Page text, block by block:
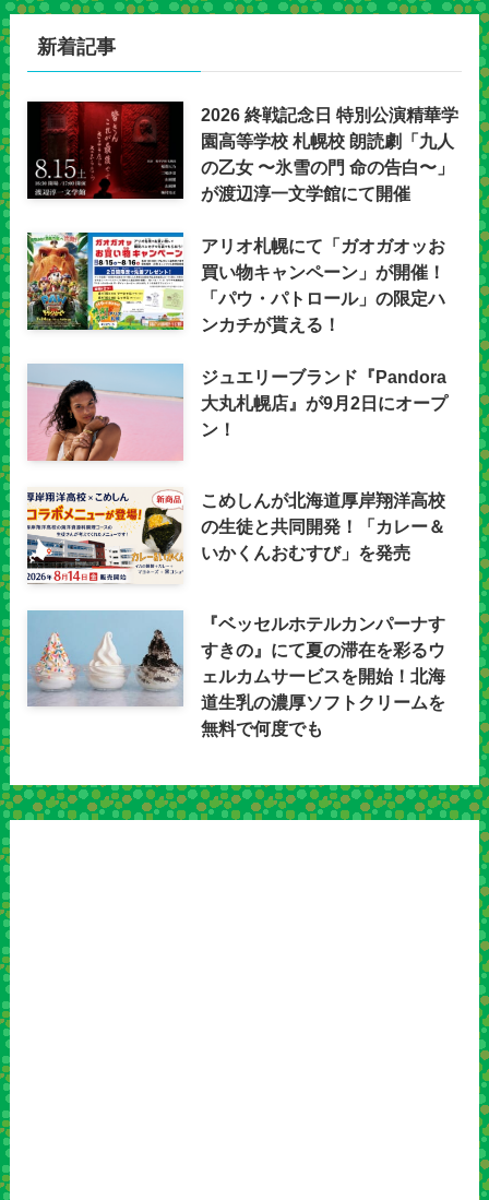
新着記事
2026 終戦記念日 特別公演精華学
園高等学校 札幌校 朗読劇「九人
の乙女 〜氷雪の門 命の告白〜」
が渡辺淳一文学館にて開催
アリオ札幌にて「ガオガオッお
買い物キャンペーン」が開催！
「パウ・パトロール」の限定ハ
ンカチが貰える！
ジュエリーブランド『Pandora
大丸札幌店』が9月2日にオープ
ン！
こめしんが北海道厚岸翔洋高校
の生徒と共同開発！「カレー＆
いかくんおむすび」を発売
『ベッセルホテルカンパーナす
すきの』にて夏の滞在を彩るウ
ェルカムサービスを開始！北海
道生乳の濃厚ソフトクリームを
無料で何度でも